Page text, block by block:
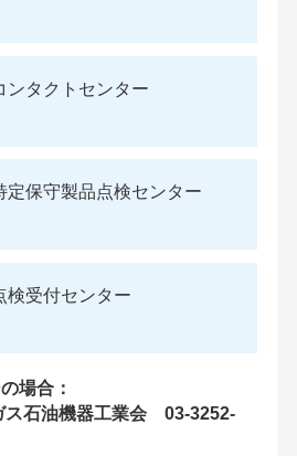
ンタクトセンター
定保守製品点検センター
検受付センター
場合：
ス石油機器工業会 03-3252-